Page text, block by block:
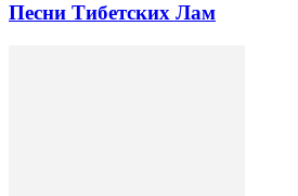
Песни Тибетских Лам